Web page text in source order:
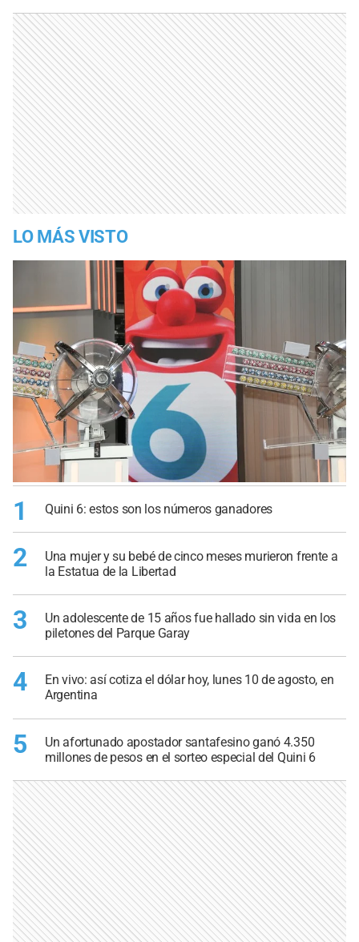
LO MÁS VISTO
1 Quini 6: estos son los números ganadores
2
Una mujer y su bebé de cinco meses murieron frente a
la Estatua de la Libertad
3
Un adolescente de 15 años fue hallado sin vida en los
piletones del Parque Garay
4
En vivo: así cotiza el dólar hoy, lunes 10 de agosto, en
Argentina
5
Un afortunado apostador santafesino ganó 4.350
millones de pesos en el sorteo especial del Quini 6